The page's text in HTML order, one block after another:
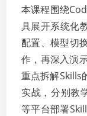
本课程围绕
具展开系统化
配置、模型切
作，再深入演
重点拆解Skills
实战，分别教
等平台部署